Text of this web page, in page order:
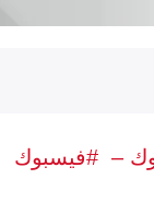
– #فيسبوك